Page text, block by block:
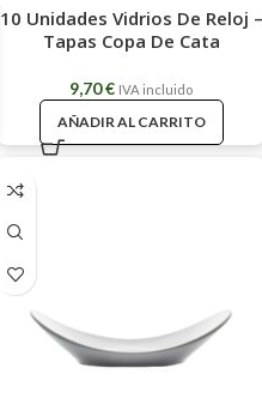
10 Unidades Vidrios De Reloj –
Tapas Copa De Cata
9,70€ IVA incluido
AÑADIR AL CARRITO